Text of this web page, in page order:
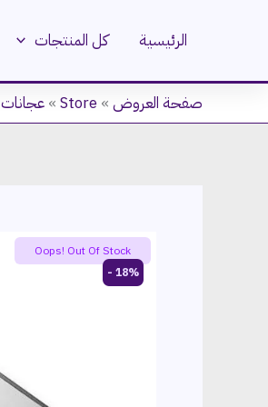
الرئيسية كل المنتجات
صفحة العروض »
Store
» عجانات
Oops! Out Of Stock
18% -